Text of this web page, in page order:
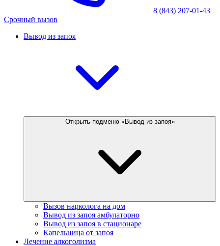
8 (843) 207-01-43
Срочный вызов
Вывод из запоя
Открыть подменю «Вывод из запоя»
Вызов нарколога на дом
Вывод из запоя амбулаторно
Вывод из запоя в стационаре
Капельница от запоя
Лечение алкоголизма